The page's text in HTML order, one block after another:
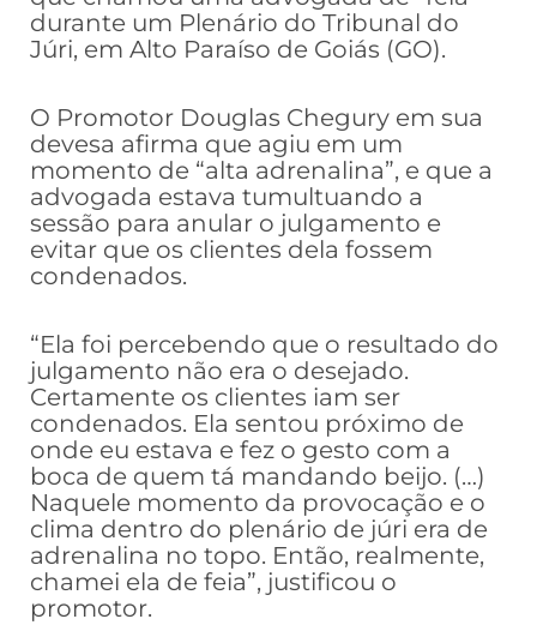
durante um Plenário do Tribunal do
Júri, em Alto Paraíso de Goiás (GO).
O Promotor Douglas Chegury em sua
devesa afirma que agiu em um
momento de “alta adrenalina”, e que a
advogada estava tumultuando a
sessão para anular o julgamento e
evitar que os clientes dela fossem
condenados.
“Ela foi percebendo que o resultado do
julgamento não era o desejado.
Certamente os clientes iam ser
condenados. Ela sentou próximo de
onde eu estava e fez o gesto com a
boca de quem tá mandando beijo. (…)
Naquele momento da provocação e o
clima dentro do plenário de júri era de
adrenalina no topo. Então, realmente,
chamei ela de feia”, justificou o
promotor.